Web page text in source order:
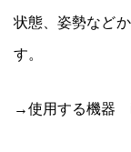
状態、姿勢など
す。
→使用する機器